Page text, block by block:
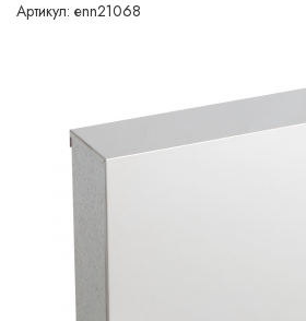
Артикул: enn21068